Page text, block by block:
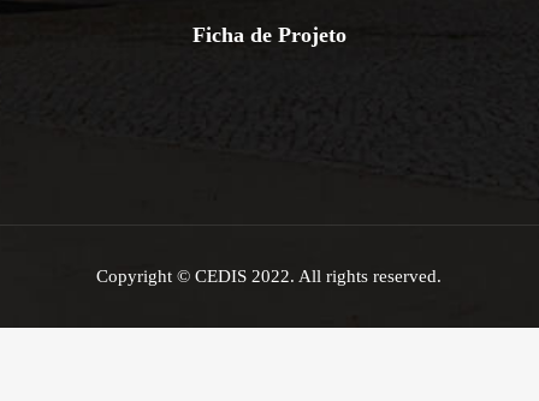
Ficha de Projeto
Copyright © CEDIS 2022. All rights reserved.